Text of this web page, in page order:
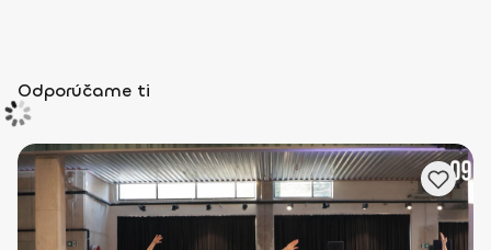
Odporúčame ti